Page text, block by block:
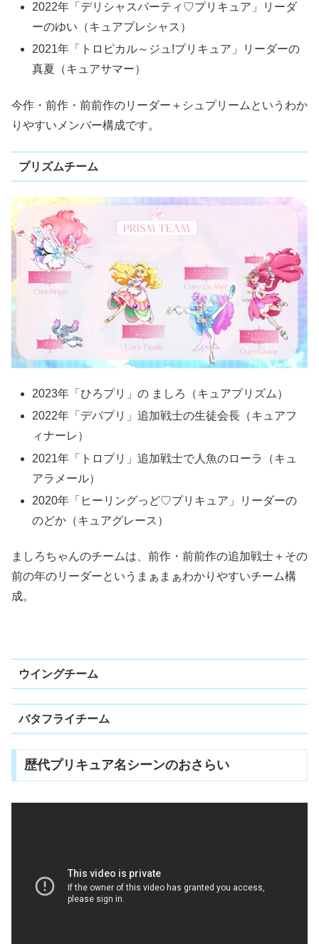
2022年「デリシャスパーティ♡プリキュア」リーダ
ーのゆい（キュアプレシャス）
2021年「トロピカル～ジュ!プリキュア」リーダーの
真夏（キュアサマー）
今作・前作・前前作のリーダー＋シュプリームというわか
りやすいメンバー構成です。
プリズムチーム
2023年「ひろプリ」の ましろ（キュアプリズム）
2022年「デパプリ」追加戦士の生徒会長（キュアフ
ィナーレ）
2021年「トロプリ」追加戦士で人魚のローラ（キュ
アラメール）
2020年「ヒーリングっど♡プリキュア」リーダーの
のどか（キュアグレース）
ましろちゃんのチームは、前作・前前作の追加戦士＋その
前の年のリーダーというまぁまぁわかりやすいチーム構
成。
ウイングチーム
バタフライチーム
歴代プリキュア名シーンのおさらい